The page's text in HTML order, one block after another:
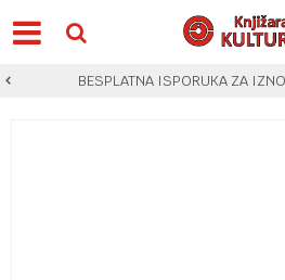
BESPLATNA ISPORUKA ZA